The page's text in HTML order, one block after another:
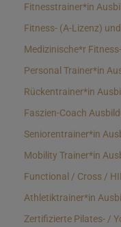
Fitnesstrainer*in
Fitness- (A-Lizenz)
Medizinische*r
Personal Trainer*in
Rückentrainer*in
Faszien-Coach
Seniorentrainer*in
Mobility Trainer*in
Functional / Cross /
Athletiktrainer*in
Zertifizierte Pilates- /